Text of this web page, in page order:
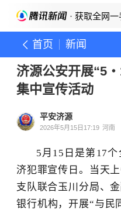
· 获取全网
首页 新闻
济源公安开展“5
集中宣传活动
平安济源
2026年5月15日17:19 河南
5月15日是第17
济犯罪宣传日。当天
支队联合玉川分局、
银行机构，开展“与民